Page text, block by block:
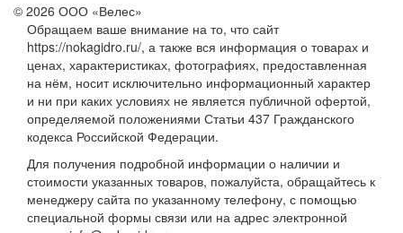
© 2026 ООО «Велес»
Обращаем ваше внимание на то, что сайт
https://nokagidro.ru/, а также вся информация о товарах и
ценах, характеристиках, фотографиях, предоставленная
на нём, носит исключительно информационный характер
и ни при каких условиях не является публичной офертой,
определяемой положениями Статьи 437 Гражданского
кодекса Российской Федерации.
Для получения подробной информации о наличии и
стоимости указанных товаров, пожалуйста, обращайтесь к
менеджеру сайта по указанному телефону, с помощью
специальной формы связи или на адрес электронной